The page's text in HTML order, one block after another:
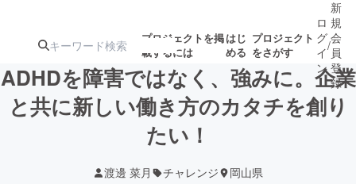
プロジェクトを掲
載するには
はじ
める
プロジェクト
をさがす
注目の新着プロ 募集終了が近いプ
ロ
グ
イ
ン
/
新
規
会
員
登
録
ADHDを障害ではなく、強みに。企業
と共に新しい働き方のカタチを創り
たい！
渡邊 菜月 チャレンジ 岡山県